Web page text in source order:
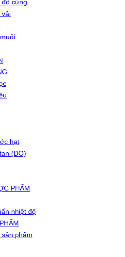
độ cứng
vải
hạt
(DO)
PHẨM
nhiệt độ
sản phẩm